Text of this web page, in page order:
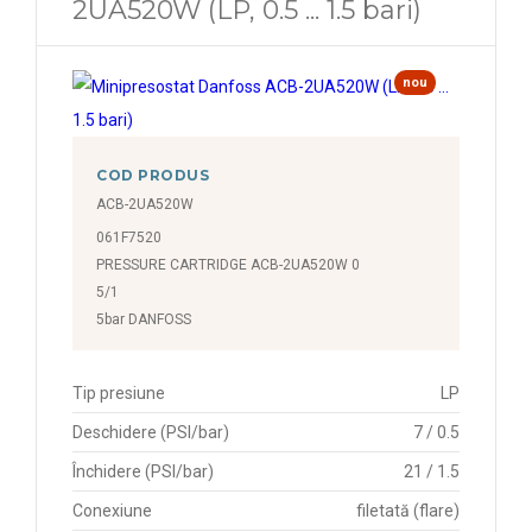
2UA520W (LP, 0.5 ... 1.5 bari)
nou
COD PRODUS
ACB-2UA520W
061F7520
PRESSURE CARTRIDGE ACB-2UA520W 0
5/1
5bar DANFOSS
Tip presiune LP
Deschidere (PSI/bar) 7 / 0.5
Închidere (PSI/bar) 21 / 1.5
Conexiune filetată (flare)